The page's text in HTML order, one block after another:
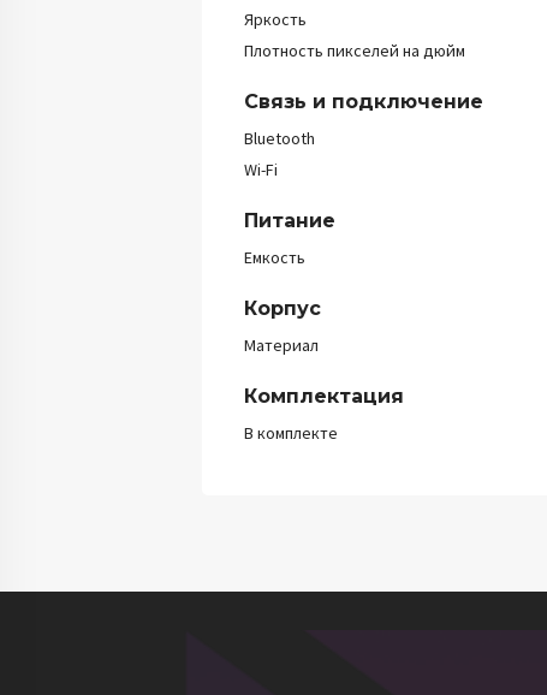
Яркость
Плотность пикселей на дюйм
Связь и подключение
Bluetooth
Wi-Fi
Питание
Емкость
Корпус
Материал
Комплектация
В комплекте